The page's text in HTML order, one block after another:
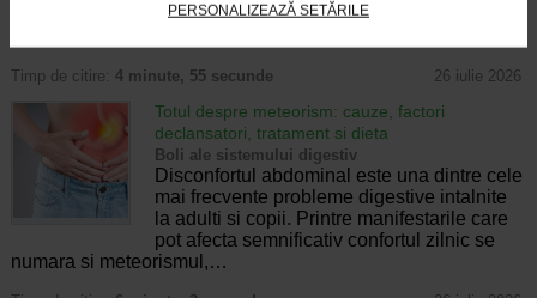
PERSONALIZEAZĂ SETĂRILE
foarte mare de alimente. In cele mai multe
Timp de citire: 4 minute, 55 secunde 26 iulie 2026
Totul despre meteorism: cauze, factori
declansatori, tratament si dieta
Boli ale sistemului digestiv
Disconfortul abdominal este una dintre cele
mai frecvente probleme digestive intalnite
la adulti si copii. Printre manifestarile care
pot afecta semnificativ confortul zilnic se
numara si meteorismul,…